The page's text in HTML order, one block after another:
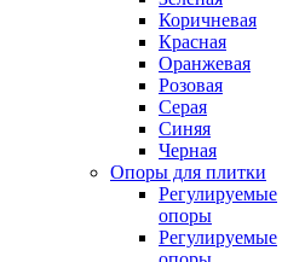
Коричневая
Красная
Оранжевая
Розовая
Серая
Синяя
Черная
Опоры для плитки
Регулируемые
опоры
Регулируемые